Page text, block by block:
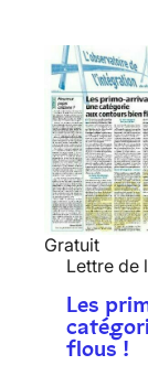
Gratuit
Lettre de
Les
flous !